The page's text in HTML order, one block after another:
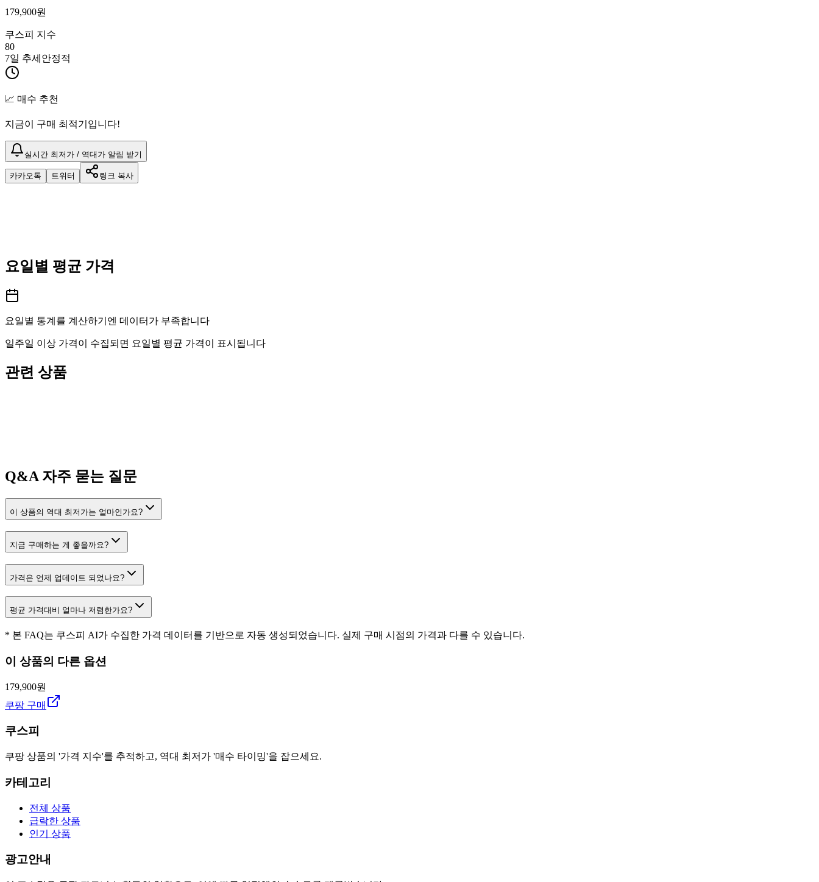
179,900원
쿠스피 지수
80
7일 추세 안정적
📈 매수 추천
지금이 구매 최적기입니다!
실시간 최저가 / 역대가 알림 받기
카카오톡 트위터 링크 복사
요일별 평균 가격
요일별 통계를 계산하기엔 데이터가 부족합니다
일주일 이상 가격이 수집되면 요일별 평균 가격이 표시됩니다
관련 상품
Q&A자주 묻는 질문
이 상품의 역대 최저가는 얼마인가요?
지금 구매하는 게 좋을까요?
가격은 언제 업데이트 되었나요?
평균 가격대비 얼마나 저렴한가요?
* 본 FAQ는 쿠스피 AI가 수집한 가격 데이터를 기반으로 자동 생성되었습니다. 실제 구매 시점의 가격과 다를 수 있습니다.
이 상품의 다른 옵션
179,900원
쿠팡 구매
쿠스피
쿠팡 상품의 '가격 지수'를 추적하고, 역대 최저가 '매수 타이밍'을 잡으세요.
카테고리
전체 상품
급락한 상품
인기 상품
광고안내